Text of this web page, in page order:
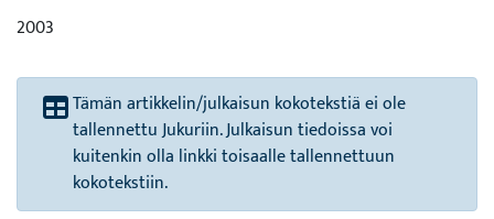
2003
Tämän artikkelin/julkaisun kokotekstiä ei ole
tallennettu Jukuriin. Julkaisun tiedoissa voi
kuitenkin olla linkki toisaalle tallennettuun
kokotekstiin.